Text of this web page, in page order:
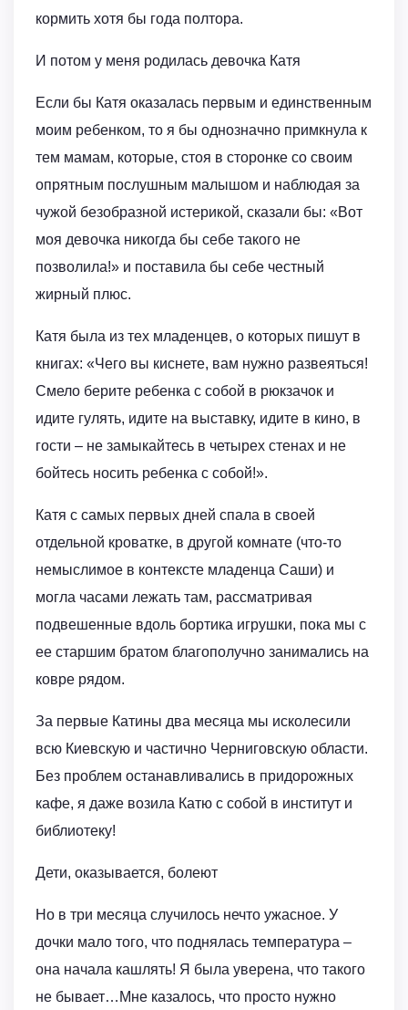
кормить хотя бы года полтора.
И потом у меня родилась девочка Катя
Если бы Катя оказалась первым и единственным
моим ребенком, то я бы однозначно примкнула к
тем мамам, которые, стоя в сторонке со своим
опрятным послушным малышом и наблюдая за
чужой безобразной истерикой, сказали бы: «Вот
моя девочка никогда бы себе такого не
позволила!» и поставила бы себе честный
жирный плюс.
Катя была из тех младенцев, о которых пишут в
книгах: «Чего вы киснете, вам нужно развеяться!
Смело берите ребенка с собой в рюкзачок и
идите гулять, идите на выставку, идите в кино, в
гости – не замыкайтесь в четырех стенах и не
бойтесь носить ребенка с собой!».
Катя с самых первых дней спала в своей
отдельной кроватке, в другой комнате (что-то
немыслимое в контексте младенца Саши) и
могла часами лежать там, рассматривая
подвешенные вдоль бортика игрушки, пока мы с
ее старшим братом благополучно занимались на
ковре рядом.
За первые Катины два месяца мы исколесили
всю Киевскую и частично Черниговскую области.
Без проблем останавливались в придорожных
кафе, я даже возила Катю с собой в институт и
библиотеку!
Дети, оказывается, болеют
Но в три месяца случилось нечто ужасное. У
дочки мало того, что поднялась температура –
она начала кашлять! Я была уверена, что такого
не бывает…Мне казалось, что просто нужно